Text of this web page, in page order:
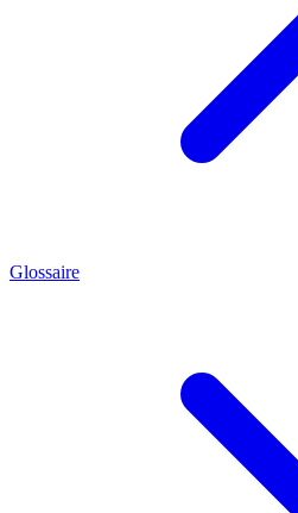
Glossaire